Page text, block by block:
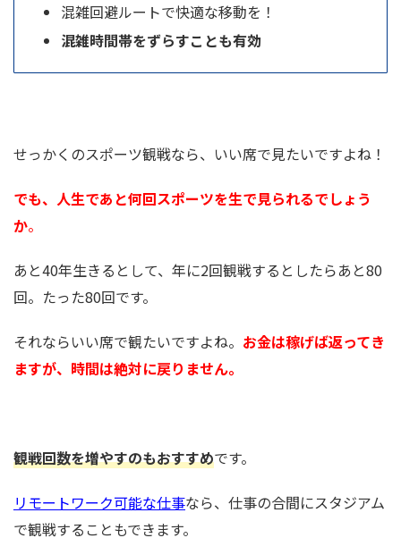
混雑回避ルートで快適な移動を！
混雑時間帯をずらすことも有効
せっかくのスポーツ観戦なら、いい席で見たいですよね！
でも、人生であと何回スポーツを生で見られるでしょう
か。
あと40年生きるとして、年に2回観戦するとしたらあと80
回。たった80回です。
それならいい席で観たいですよね。 お金は稼げば返ってき
ますが、時間は絶対に戻りません。
観戦回数を増やすのもおすすめです。
リモートワーク可能な仕事なら、仕事の合間にスタジアム
で観戦することもできます。